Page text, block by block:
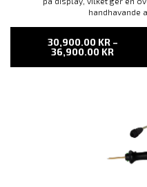
handhavande
30,900.00 KR –
36,900.00 KR
TILL